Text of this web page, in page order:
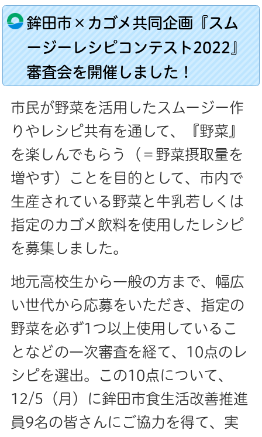
鉾田市×カゴメ共同企画『スム
ージーレシピコンテスト2022』
審査会を開催しました！
市民が野菜を活用したスムージー作
りやレシピ共有を通して、『野菜』
を楽しんでもらう（＝野菜摂取量を
増やす）ことを目的として、市内で
生産されている野菜と牛乳若しくは
指定のカゴメ飲料を使用したレシピ
を募集しました。
地元高校生から一般の方まで、幅広
い世代から応募をいただき、指定の
野菜を必ず1つ以上使用しているこ
となどの一次審査を経て、10点のレ
シピを選出。この10点について、
12/5（月）に鉾田市食生活改善推進
員9名の皆さんにご協力を得て、実